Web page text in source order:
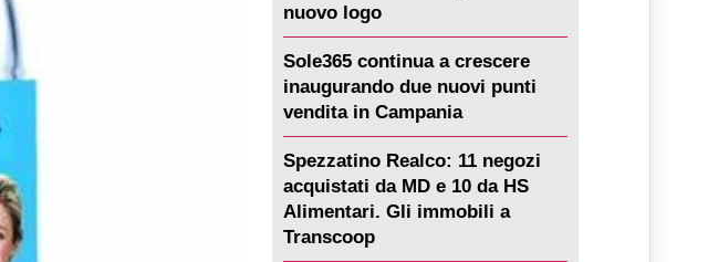
nuovo logo
Sole365 continua a crescere
inaugurando due nuovi punti
vendita in Campania
Spezzatino Realco: 11 negozi
acquistati da MD e 10 da HS
Alimentari. Gli immobili a
Transcoop